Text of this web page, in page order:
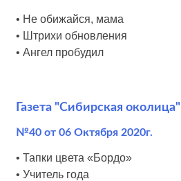
• Не обижайся, мама
• Штрихи обновления
• Ангел пробудил
Газета "Сибирская околица"
№40 от 06 Октября 2020г.
• Тапки цвета «Бордо»
• Учитель года